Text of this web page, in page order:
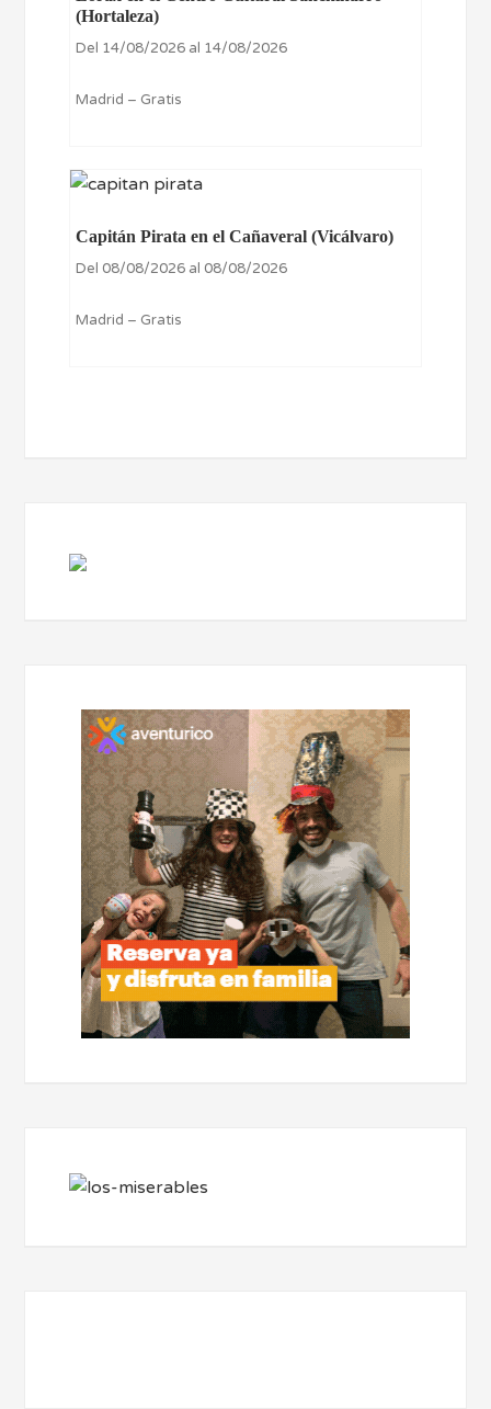
(Hortaleza)
Del 14/08/2026 al 14/08/2026
Madrid – Gratis
Capitán Pirata en el Cañaveral (Vicálvaro)
Del 08/08/2026 al 08/08/2026
Madrid – Gratis